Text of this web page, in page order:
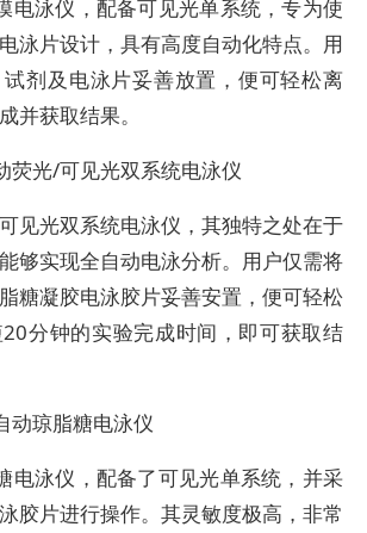
电泳仪，配备可见光单系统，专为使
泳片设计，具有高度自动化特点。用
剂及电泳片妥善放置，便可轻松离
并获取结果。
荧光/可见光双系统电泳仪
见光双系统电泳仪，其独特之处在于
够实现全自动电泳分析。用户仅需将
糖凝胶电泳胶片妥善安置，便可轻松
分钟的实验完成时间，即可获取结
动琼脂糖电泳仪
电泳仪，配备了可见光单系统，并采
胶片进行操作。其灵敏度极高，非常